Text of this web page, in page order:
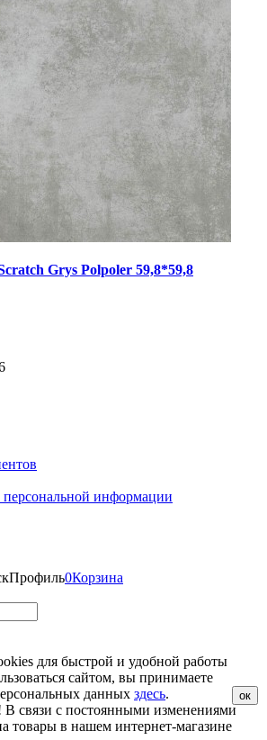
Grys Polpoler 59,8*59,8
информации
Профиль0Корзина
для быстрой и удобной работы
сайтом, вы принимаете
данных здесь. ок
В связи с постоянными изменениями
товары в нашем интернет-магазине